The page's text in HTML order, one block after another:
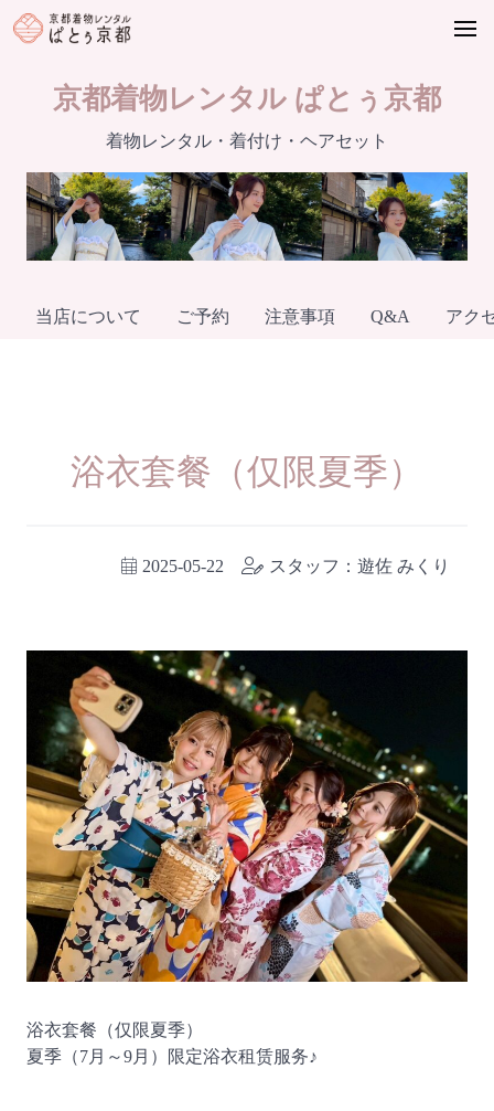
Skip
京都着物レンタル ぱとぅ京都
着物レンタル・着付け・ヘアセット
当店について ご予約 注意事項 Q&A アク
浴衣套餐（仅限夏季）
2025-05-22 スタッフ：遊佐 みくり
浴衣套餐（仅限夏季）
夏季（7月～9月）限定浴衣租赁服务♪